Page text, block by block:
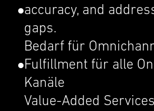
accuracy, and
gaps.
Bedarf für
Fulfill­ment für alle
Kanäle
Value-Added